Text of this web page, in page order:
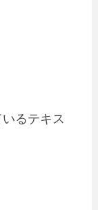
るテキス